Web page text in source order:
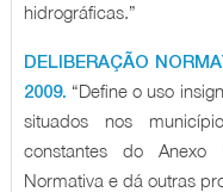
hidrográficas.”
DELIBERAÇÃO
2009. “Define o uso
situados nos
constantes do Anexo
Normativa e dá outras